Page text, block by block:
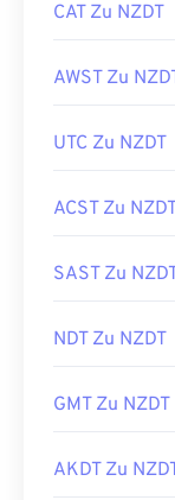
CAT Zu NZDT
AWST Zu
UTC Zu NZDT
ACST Zu
SAST Zu
NDT Zu NZDT
GMT Zu NZDT
AKDT Zu